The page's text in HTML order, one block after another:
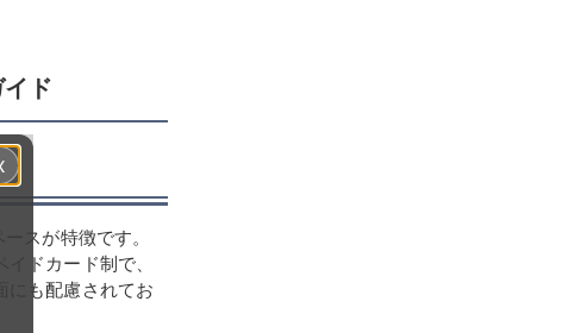
ド
スが特徴です。
ドカード制で、
にも配慮されてお